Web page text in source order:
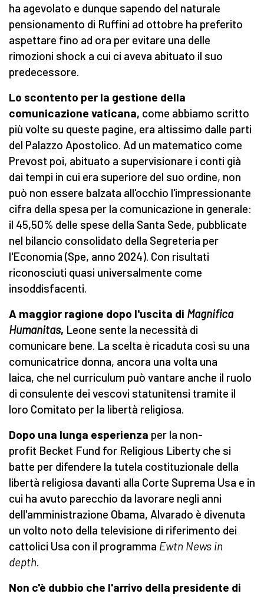
ha agevolato e dunque sapendo del naturale
pensionamento di Ruffini ad ottobre ha preferito
aspettare fino ad ora per evitare una delle
rimozioni shock a cui ci aveva abituato il suo
predecessore.
Lo scontento per la gestione della
comunicazione vaticana, come abbiamo scritto
più volte su queste pagine, era altissimo dalle parti
del Palazzo Apostolico. Ad un matematico come
Prevost poi, abituato a supervisionare i conti già
dai tempi in cui era superiore del suo ordine, non
può non essere balzata all'occhio l'impressionante
cifra della spesa per la comunicazione in generale:
il 45,50% delle spese della Santa Sede, pubblicate
nel bilancio consolidato della Segreteria per
l'Economia (Spe, anno 2024). Con risultati
riconosciuti quasi universalmente come
insoddisfacenti.
A maggior ragione dopo l'uscita di Magnifica
Humanitas, Leone sente la necessità di
comunicare bene. La scelta è ricaduta così su una
comunicatrice donna, ancora una volta una
laica, che nel curriculum può vantare anche il ruolo
di consulente dei vescovi statunitensi tramite il
loro Comitato per la libertà religiosa.
Dopo una lunga esperienza per la non-
profit Becket Fund for Religious Liberty che si
batte per difendere la tutela costituzionale della
libertà religiosa davanti alla Corte Suprema Usa e in
cui ha avuto parecchio da lavorare negli anni
dell'amministrazione Obama, Alvarado è divenuta
un volto noto della televisione di riferimento dei
cattolici Usa con il programma Ewtn News in
depth.
Non c'è dubbio che l'arrivo della presidente di